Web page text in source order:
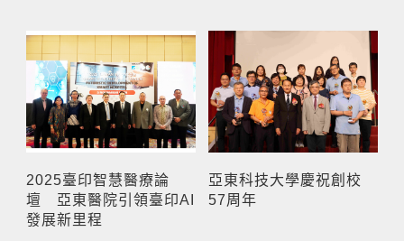
2025臺印智慧醫療論
壇 亞東醫院引領臺印AI
發展新里程
亞東科技大學慶祝創校
57周年